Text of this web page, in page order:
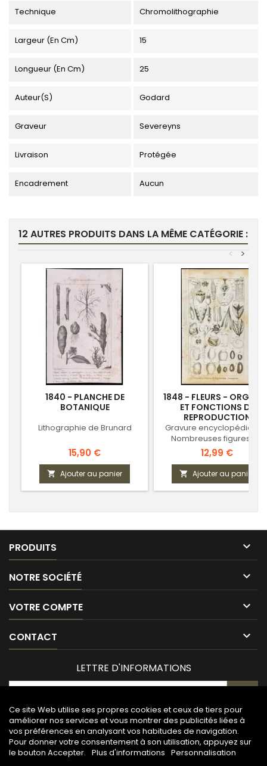
Technique Chromolithographie
Largeur (en Cm) 15
Longueur (en Cm) 25
Auteur(s) Godard
Graveur Severeyns
Livraison Protégée
Encadrement Aucun
12 AUTRES PRODUITS DANS LA MÊME CATÉGORIE :
>
<
1840 - PLANCHE DE
BOTANIQUE
Lithographie de Brunard
Prix
15,90 €
 Ajouter au panier
1848 - FLEURS -
ET FONCTIONS DE
REPRODUCTION
Gravure encyclopédique
Nombreuses figures de
botanique
Prix
12,99 €
 Ajouter au panier
PRODUITS 
NOTRE SOCIÉTÉ 
VOTRE COMPTE 
CONTACT 
Ce site Web utilise ses propres cookies et ceux de tiers pour
améliorer nos services et vous montrer des publicités liées à
vos préférences en analysant vos habitudes de navigation.
Pour donner votre consentement à son utilisation, appuyez sur
le bouton Accepter. Plus d'informations Personnalisation
LETTRE D'INFORMATIONS